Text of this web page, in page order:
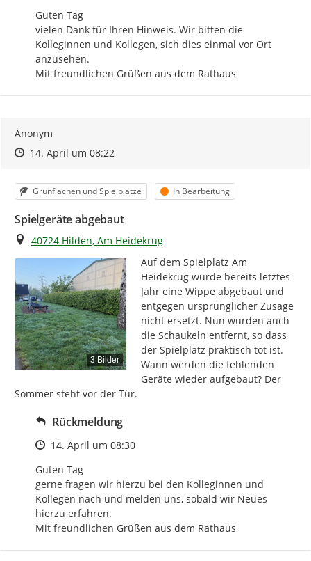
Guten Tag
vielen Dank für Ihren Hinweis. Wir bitten die
Kolleginnen und Kollegen, sich dies einmal vor Ort
anzusehen.
Mit freundlichen Grüßen aus dem Rathaus
Anonym
Zeitpunkt des Erstellens
Zeitpunkt des Erstellens
14. April um 08:22Zur Äußerung
Kategorie
Grünflächen und Spielplätze Status
In Bearbeitung
Spielgeräte abgebaut
Ort
40724 Hilden, Am Heidekrug
3 Bilder
Auf dem Spielplatz Am
Heidekrug wurde bereits letztes
Jahr eine Wippe abgebaut und
entgegen ursprünglicher Zusage
nicht ersetzt. Nun wurden auch
die Schaukeln entfernt, so dass
der Spielplatz praktisch tot ist.
Wann werden die fehlenden
Geräte wieder aufgebaut? Der
Sommer steht vor der Tür.
Rückmeldung
Zeitpunkt des Erstellens
14. April um 08:30
Guten Tag
gerne fragen wir hierzu bei den Kolleginnen und
Kollegen nach und melden uns, sobald wir Neues
hierzu erfahren.
Mit freundlichen Grüßen aus dem Rathaus